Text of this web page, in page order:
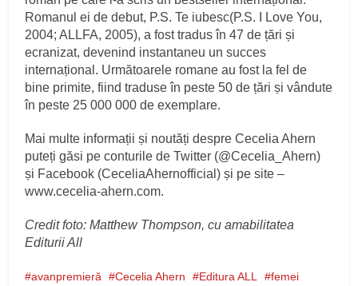
Romanul ei de debut, P.S. Te iubesc(P.S. I Love You,
2004; ALLFA, 2005), a fost tradus în 47 de țări și
ecranizat, devenind instantaneu un succes
internațional. Următoarele romane au fost la fel de
bine primite, fiind traduse în peste 50 de țări și vândute
în peste 25 000 000 de exemplare.
Mai multe informații și noutăți despre Cecelia Ahern
puteți găsi pe conturile de Twitter (@Cecelia_Ahern)
și Facebook (CeceliaAhernofficial) și pe site –
www.cecelia-ahern.com.
Credit foto: Matthew Thompson, cu amabilitatea
Editurii All
avanpremieră Cecelia Ahern Editura ALL
femei